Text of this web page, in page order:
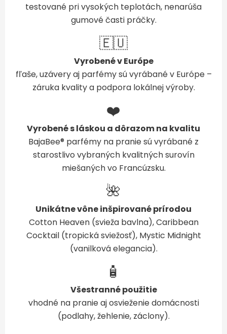
testované pri vysokých teplotách, nenarúša
gumové časti práčky.
🇪🇺
Vyrobené v Európe
fľaše, uzávery aj parfémy sú vyrábané v Európe –
záruka kvality a podpora lokálnej výroby.
❤️
Vyrobené s láskou a dôrazom na kvalitu
BajaBee® parfémy na pranie sú vyrábané z
starostlivo vybraných kvalitných surovín
miešaných vo Francúzsku.
🌺
Unikátne vône inšpirované prírodou
Cotton Heaven (svieža bavlna), Caribbean
Cocktail (tropická sviežosť), Mystic Midnight
(vanilková elegancia).
🧴
Všestranné použitie
vhodné na pranie aj osvieženie domácnosti
(podlahy, žehlenie, záclony).